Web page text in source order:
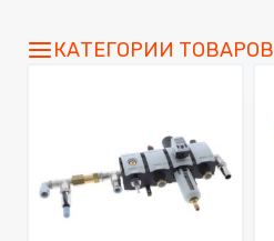
КАТЕГОРИИ ТОВАРОВ